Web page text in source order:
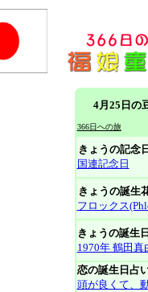
4月25日の
366日への旅
きょうの記念日
国連記念日
きょうの誕生
フロックス
きょうの誕生
1970年 鶴田真
恋の誕生日占
頭が良くて、